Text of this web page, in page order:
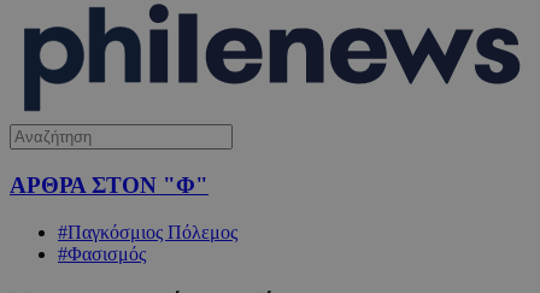
ΑΡΘΡΑ ΣΤΟΝ "Φ"
#Παγκόσμιος Πόλεμος
#Φασισμός